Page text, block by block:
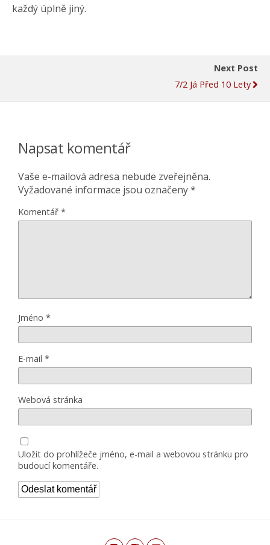
každý úplně jiný.
Next Post
7/2 Já Před 10 Lety
Napsat komentář
Vaše e-mailová adresa nebude zveřejněna.
Vyžadované informace jsou označeny*
Komentář *
Jméno *
E-mail *
Webová stránka
Uložit do prohlížeče jméno, e-mail a webovou stránku pro
budoucí komentáře.